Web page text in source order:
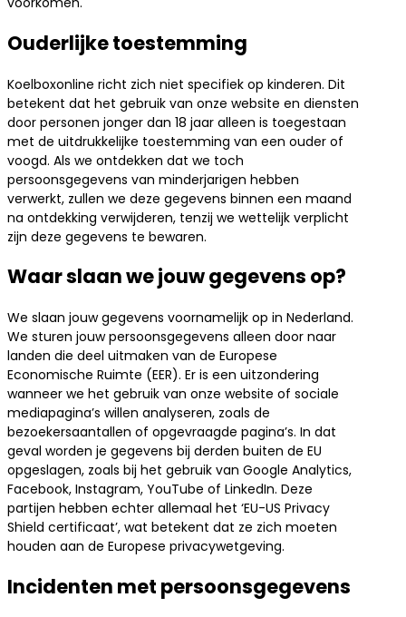
Ouderlijke toestemming
Koelboxonline richt zich niet specifiek op kinderen. Dit
betekent dat het gebruik van onze website en diensten
door personen jonger dan 18 jaar alleen is toegestaan
met de uitdrukkelijke toestemming van een ouder of
voogd. Als we ontdekken dat we toch
persoonsgegevens van minderjarigen hebben
verwerkt, zullen we deze gegevens binnen een maand
na ontdekking verwijderen, tenzij we wettelijk verplicht
zijn deze gegevens te bewaren.
Waar slaan we jouw gegevens op?
We slaan jouw gegevens voornamelijk op in Nederland.
We sturen jouw persoonsgegevens alleen door naar
landen die deel uitmaken van de Europese
Economische Ruimte (EER). Er is een uitzondering
wanneer we het gebruik van onze website of sociale
mediapagina’s willen analyseren, zoals de
bezoekersaantallen of opgevraagde pagina’s. In dat
geval worden je gegevens bij derden buiten de EU
opgeslagen, zoals bij het gebruik van Google Analytics,
Facebook, Instagram, YouTube of LinkedIn. Deze
partijen hebben echter allemaal het ‘EU-US Privacy
Shield certificaat’, wat betekent dat ze zich moeten
houden aan de Europese privacywetgeving.
Incidenten met persoonsgegevens